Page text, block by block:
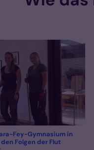
Fey-Gymnasium in
Folgen der Flut